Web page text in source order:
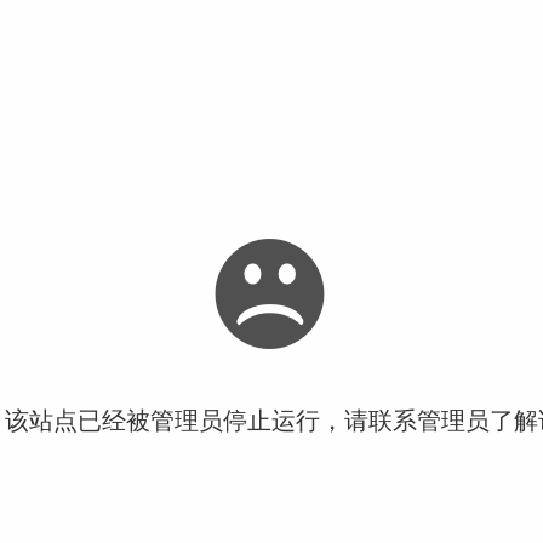
站点已经被管理员停止运行，请联系管理员了